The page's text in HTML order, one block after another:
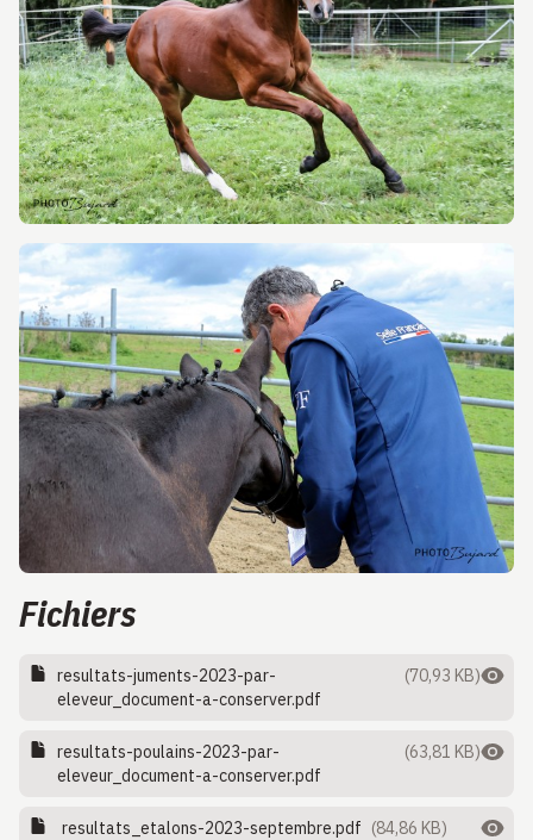
Fichiers
resultats-juments-2023-par-
eleveur_document-a-conserver.pdf
(70,93 KB)
resultats-poulains-2023-par-
eleveur_document-a-conserver.pdf
(63,81 KB)
resultats_etalons-2023-septembre.pdf (84,86 KB)